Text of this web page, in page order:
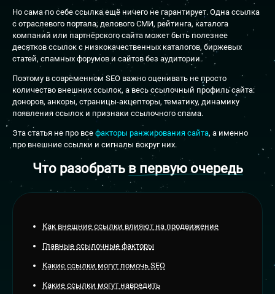
Но сама по себе ссылка ещё ничего не гарантирует. Одна ссылка
с отраслевого портала, делового СМИ, рейтинга, каталога
компаний или партнёрского сайта может быть полезнее
десятков ссылок с низкокачественных каталогов, биржевых
статей, спамных форумов и сайтов без аудитории.
Поэтому в современном SEO важно оценивать не просто
количество внешних ссылок, а весь ссылочный профиль сайта:
доноров, анкоры, страницы-акцепторы, тематику, динамику
появления ссылок и признаки ссылочного спама.
Эта статья не про все факторы ранжирования сайта, а именно
про внешние ссылки и сигналы вокруг них.
Что разобрать в первую очередь
Как внешние ссылки влияют на продвижение
Главные ссылочные факторы
Какие ссылки могут помочь SEO
Какие ссылки могут навредить